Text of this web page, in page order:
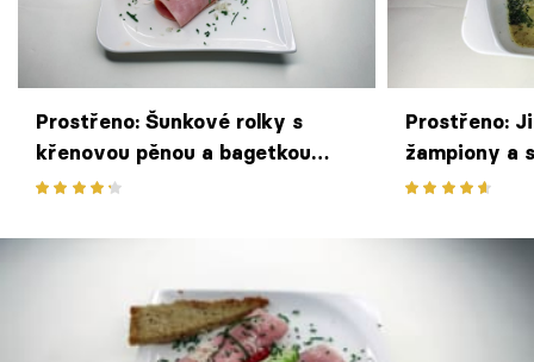
Prostřeno: Šunkové rolky s
křenovou pěnou a bagetkou
podle Jitky
Prostřeno:
žampiony a